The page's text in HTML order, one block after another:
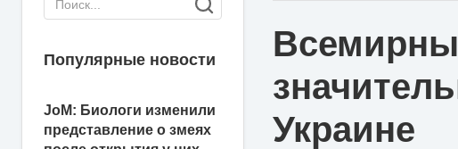
Популярные новости
JoM: Биологи изменили
представление о змеях
Украине